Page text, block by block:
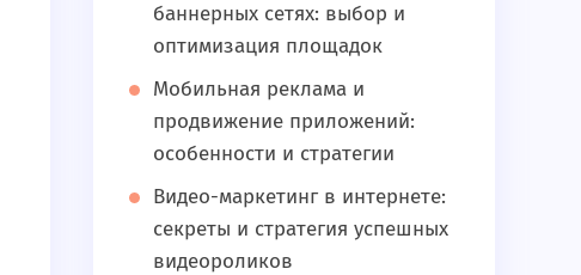
баннерных сетях: выбор и
оптимизация площадок
Мобильная реклама и
продвижение приложений:
особенности и стратегии
Видео-маркетинг в интернете:
секреты и стратегия успешных
видеороликов